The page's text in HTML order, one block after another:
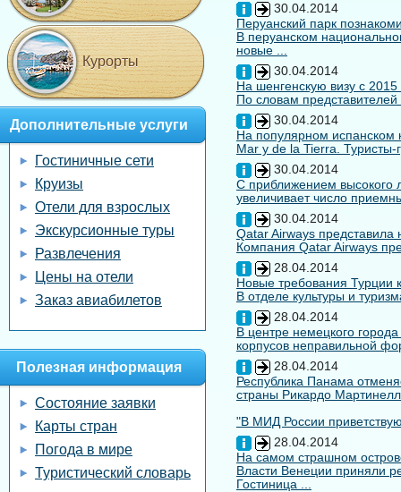
30.04.2014
Перуанский парк
В перуанском
новые ...
30.04.2014
На шенгенскую визу с 2015
По словам
30.04.2014
На популярном испанском
Mar y de la Tierra. Туристы-
30.04.2014
С приближением высокого
увеличивает число
30.04.2014
Qatar Airways
Компания Qatar Airways
28.04.2014
Новые требования Турции
В отделе культуры и
28.04.2014
В центре немецкого
корпусов неправильной
28.04.2014
Республика Панама
страны Рикардо
"В МИД России
28.04.2014
На самом страшном
Власти Венеции приняли
Гостиница ...
Курорты
Дополнительные услуги
Гостиничные сети
Круизы
Отели для взрослых
Экскурсионные туры
Развлечения
Цены на отели
Заказ авиабилетов
Полезная информация
Состояние заявки
Карты стран
Погода в мире
Туристический словарь